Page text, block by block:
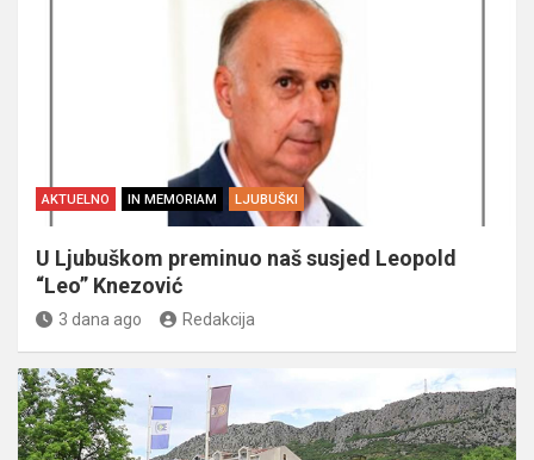
AKTUELNO IN MEMORIAM LJUBUŠKI
U Ljubuškom preminuo naš susjed Leopold
“Leo” Knezović
3 dana ago Redakcija